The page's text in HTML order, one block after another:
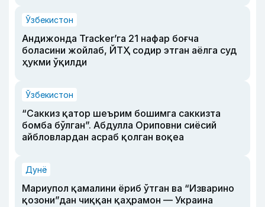
Ўзбекистон
Андижонда Tracker’га 21 нафар боғча
боласини жойлаб, ЙТҲ содир этган аёлга суд
ҳукми ўқилди
Ўзбекистон
“Саккиз қатор шеърим бошимга саккизта
бомба бўлган”. Абдулла Ориповни сиёсий
айбловлардан асраб қолган воқеа
Дунё
Мариупол қамалини ёриб ўтган ва “Изварино
қозони”дан чиққан қаҳрамон — Украина